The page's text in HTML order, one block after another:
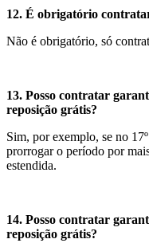
12. É obrigatório
Não é obrigatório, só
13. Posso contratar
reposição grátis?
Sim, por exemplo, se no
prorrogar o período por
estendida.
14. Posso contratar
reposição grátis?